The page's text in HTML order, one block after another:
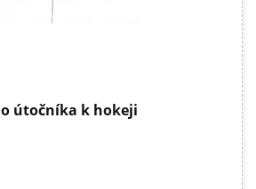
útočníka k hokeji